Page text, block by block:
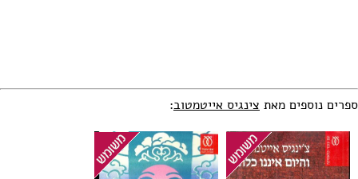
ספרים נוספים מאת צינגיס אייטמטוב: